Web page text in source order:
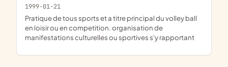
1999-01-21
pratique de tous sports et a titre principal du volley ball
en loisir ou en competition. organisation de
manifestations culturelles ou sportives s'y rapportant